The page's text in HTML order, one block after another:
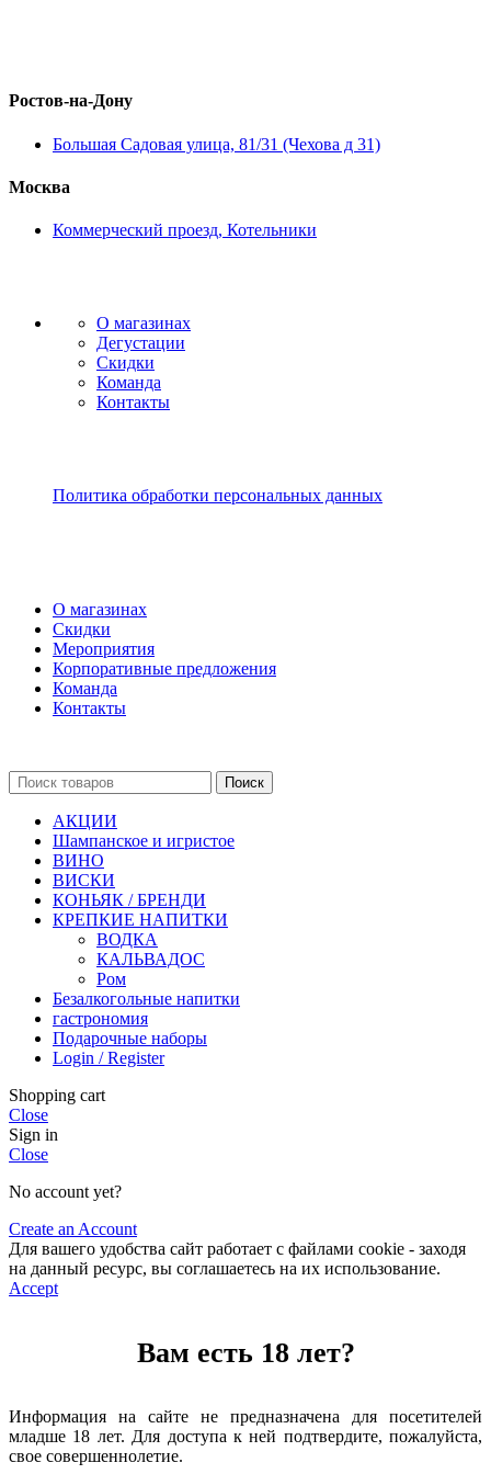
Ростов-на-Дону
Большая Садовая улица, 81/31 (Чехова д 31)
Москва
Коммерческий проезд, Котельники
О магазинах
Дегустации
Скидки
Команда
Контакты
Политика обработки персональных данных
О магазинах
Скидки
Мероприятия
Корпоративные предложения
Команда
Контакты
Поиск
АКЦИИ
Шампанское и игристое
ВИНО
ВИСКИ
КОНЬЯК / БРЕНДИ
КРЕПКИЕ НАПИТКИ
ВОДКА
КАЛЬВАДОС
Ром
Безалкогольные напитки
гастрономия
Подарочные наборы
Login / Register
Shopping cart
Close
Sign in
Close
No account yet?
Create an Account
Для вашего удобства сайт работает с файлами cookie - заходя
на данный ресурс, вы соглашаетесь на их использование.
Accept
Вам есть 18 лет?
Информация на сайте не предназначена для посетителей
младше 18 лет. Для доступа к ней подтвердите, пожалуйста,
свое совершеннолетие.